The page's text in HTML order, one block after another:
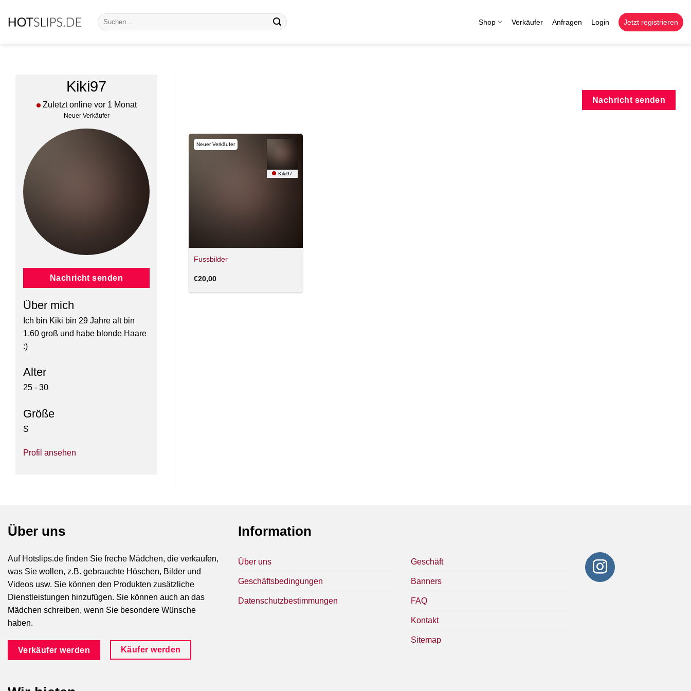
Inhalt
Suche
nach:
Shop Verkäufer Anfragen Login Jetzt registrieren
Kiki97
Zuletzt online vor 1 Monat
Neuer Verkäufer
Nachricht senden
Über mich
Ich bin Kiki bin 29 Jahre alt bin
1.60 groß und habe blonde Haare
:)
Alter
25 - 30
Größe
S
Profil ansehen
Nachricht senden
Neuer Verkäufer
Kiki97
Fussbilder
€20,00
Über uns
Auf Hotslips.de finden Sie freche Mädchen, die verkaufen,
was Sie wollen, z.B. gebrauchte Höschen, Bilder und
Videos usw. Sie können den Produkten zusätzliche
Dienstleistungen hinzufügen. Sie können auch an das
Mädchen schreiben, wenn Sie besondere Wünsche
haben.
Verkäufer werden Käufer werden
Information
Über uns
Geschäftsbedingungen
Datenschutzbestimmungen
Geschäft
Banners
FAQ
Kontakt
Sitemap